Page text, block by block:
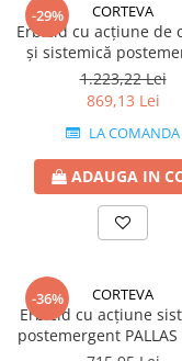
Fertilizanți foliari
GENȚIANĂ
Insecticide
Fertilizanți foliari
GRÂU
Tratament semințe
Fungicide
Insecticide
Biostimulatori
Insecticide
Fertilizanți foliari
Biostimulatori
Fertilizanți foliari
NĂUT
Insecticide
Insecticide
Acaricide
Biostimulatori
-29% CORTEVA
Erbicid cu acțiune de
și sistemică
GALERA SUPER
1.223,22 Lei
869,13 Lei
LA COMANDA
ADAUGA IN
-36% CORTEVA
Erbicid cu acțiune
postemergent PALLAS